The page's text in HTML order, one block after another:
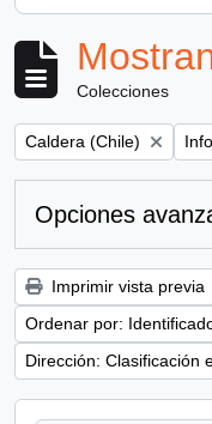
Colecciones
Remove filter:
Caldera (Chile)
Opciones
Imprimir vista previa
Ordenar por:
Dirección: Clasificación